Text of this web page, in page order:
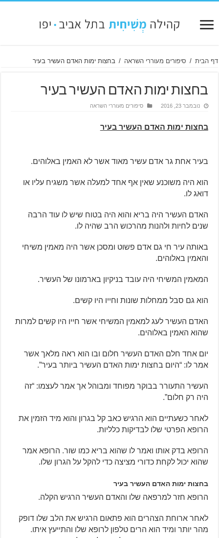
דף הבית / סיפורים מעוררי השראה / בחצות ימות האדם העשיר בעיר
בחצות ימות האדם העשיר בעיר
נובמבר 23, 2016 סיפורים מעוררי השראה
בחצות ימות האדם העשיר בעיר
בעיר אחת גר אדם עשיר מאוד אשר לא האמין באלוהים.
הוא היה משוכנע שאין אף אחד למעלה אשר משגיח עליו או
דואג לו.
האדם העשיר היה בריא והוא היה בטוח שיש לו עוד הרבה
שנים לחיות ולהנות מהרכוש הרב שהיה לו.
באותה עיר חי גם אדם פשוט ומסכן אשר היה מאמין משיחי
והאמין באלוהים.
המאמין המשיחי היה עובד בניקיון בארמונו של העשיר.
הוא גם סבל ממחלות שונות וחייו היו קשים.
האדם העשיר לעג למאמין המשיחי אשר חייו היו קשים למרות
שהוא האמין באלוהים.
יום אחד חלם האדם העשיר חלום ובו הוא ראה מלאך אשר
אמר לו: “היום בחצות ימות האדם העשיר ביותר בעיר”.
העשיר התעורר בבוקר מפוחד ומבוהל אך אמר לעצמו: “זה
היה רק חלום”.
לאחר כשעתיים הוא הרגיש כאב קל בגרון והוא מיד הזמין את
הרופא הפרטי שלו לבדיקות כלליות.
הרופא בדק אותו ואמר לו שהוא בריא כמו שור. הרופא אמר
שהוא יכול לקחת כדורי מציצה כדי להקל על הגרון שלו.
בחצות ימות האדם העשיר בעיר
הרופא חזר למרפאה שלו והאדם העשיר הרגיש הקלה.
לאחר ארוחת הצהרים הוא פתאום הרגיש את הלב שלו דופק
מהר יותר ומיד הוא הרים טלפון לרופא שלו והתייעץ איתו.